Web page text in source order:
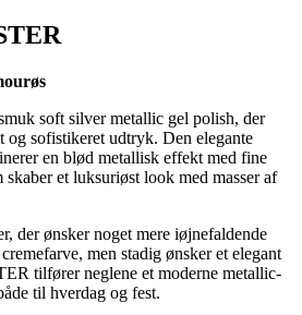
soft silver metallic gel polish, der
og sofistikeret udtryk. Den elegante
en blød metallisk effekt med fine
et luksuriøst look med masser af
der ønsker noget mere iøjnefaldende
men stadig ønsker et elegant
tilfører neglene et moderne metallic-
til hverdag og fest.